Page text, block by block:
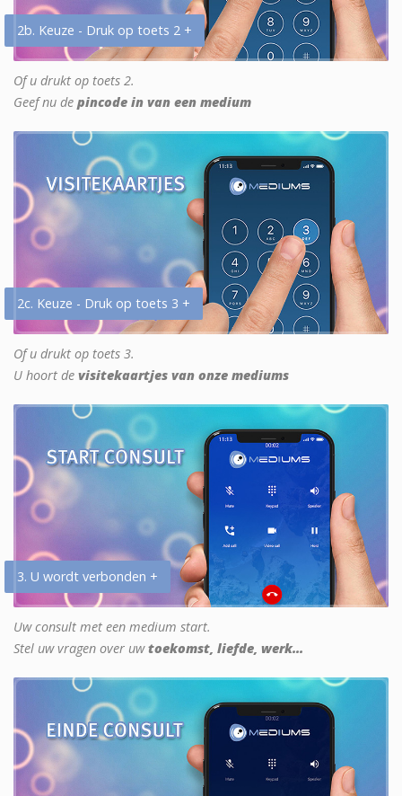
2b. Keuze - Druk op toets 2 +
Of u drukt op toets 2.
Geef nu de pincode in van een medium
2c. Keuze - Druk op toets 3 +
Of u drukt op toets 3.
U hoort de visitekaartjes van onze mediums
3. U wordt verbonden +
Uw consult met een medium start.
Stel uw vragen over uwtoekomst, liefde, werk...